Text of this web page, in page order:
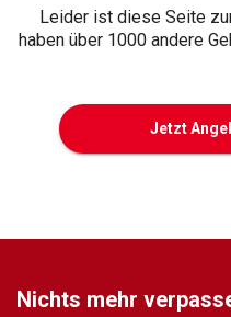
Leider ist diese Seite
haben über 1000 andere
Jetzt
Nichts mehr